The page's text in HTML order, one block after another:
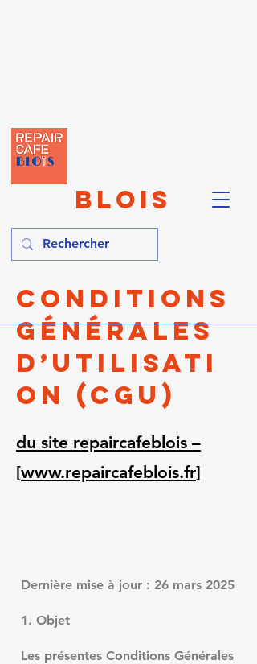
BLOIS
Conditions
Générales
d’Utilisati
on (CGU)
du site repaircafeblois –
[www.repaircafeblois.fr]
Dernière mise à jour : 26 mars 2025
1. Objet
Les présentes Conditions Générales